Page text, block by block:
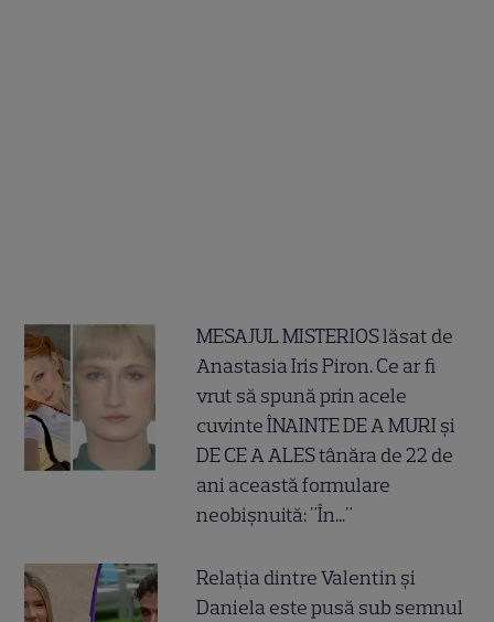
MESAJUL MISTERIOS lăsat de
Anastasia Iris Piron. Ce ar fi
vrut să spună prin acele
cuvinte ÎNAINTE DE A MURI și
DE CE A ALES tânăra de 22 de
ani această formulare
neobișnuită: "În..."
Relația dintre Valentin și
Daniela este pusă sub semnul